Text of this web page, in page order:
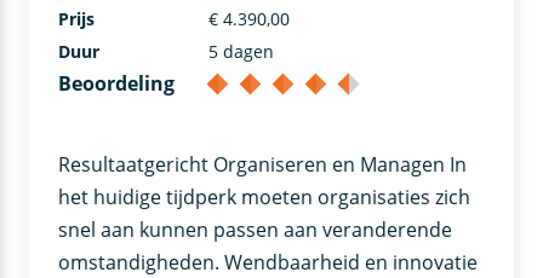
Resultaatgericht Organiseren en Managen In
het huidige tijdperk moeten organisaties zich
snel aan kunnen passen aan veranderende
omstandigheden. Wendbaarheid en innovatie
Prijs
€ 4.390,00
Duur
5 dagen
Beoordeling